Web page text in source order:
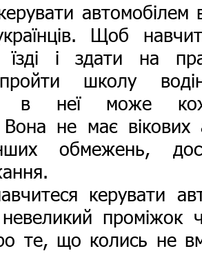
автомобілем
Щоб
їзді і здати на
школу
в неї може
не має вікових
обмежень,
керувати
проміжок
те, що колись не